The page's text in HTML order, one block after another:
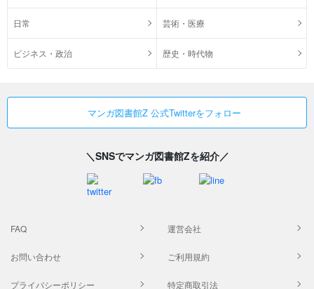
日常 芸術・医療
ビジネス・政治 歴史・時代物
マンガ図書館Z 公式Twitterをフォロー
＼SNSでマンガ図書館Zを紹介／
FAQ 運営会社
お問い合わせ ご利用規約
プライバシーポリシー 特定商取引法